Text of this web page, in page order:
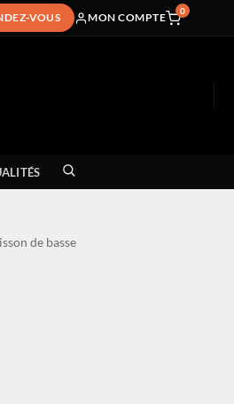
VOUS MON COMPTE
0
de basse